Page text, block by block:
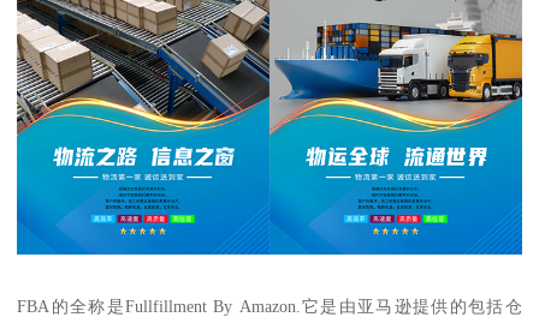
FBA的全称是Fullfillment By Amazon.它是由亚马逊提供的包括仓